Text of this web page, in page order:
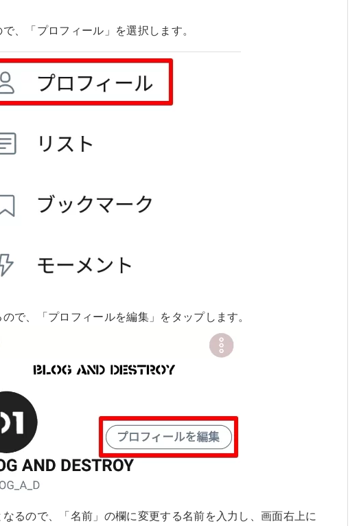
、「プロフィール」を選択します。
で、「プロフィールを編集」をタップします。
るので、「名前」の欄に変更する名前を入力し、画面右上に